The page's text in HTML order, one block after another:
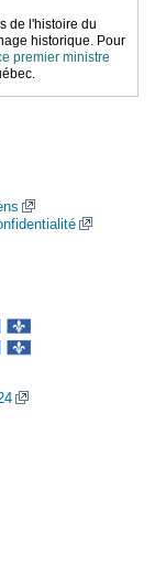
de l'histoire du
historique. Pour
premier ministre